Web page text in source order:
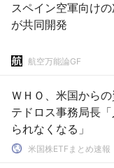
スペイン空軍向け
が共同開発
航空万能論GF
ＷＨＯ、米国から
テドロス事務局長
られなくなる」
米国株ETFまとめ速報